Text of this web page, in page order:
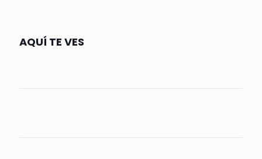
AQUÍ TE VES